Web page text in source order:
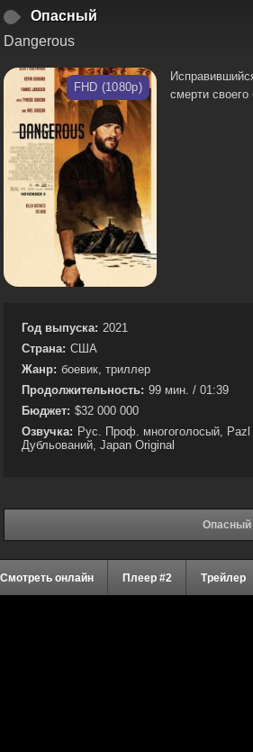
Опасный
Dangerous
FHD (1080p)
смерти
Год выпуска: 2021
Страна: США
Жанр: боевик, триллер
Продолжительность: 99 мин. / 01:39
Бюджет: $32 000 000
Озвучка: Рус. Проф. многоголосый, Pazl
Дубльований, Japan Original
Опасный
Смотреть онлайн Плеер #2 Трейлер